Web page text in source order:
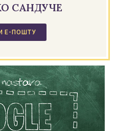
САНДУЧЕ
Е-ПОШТУ